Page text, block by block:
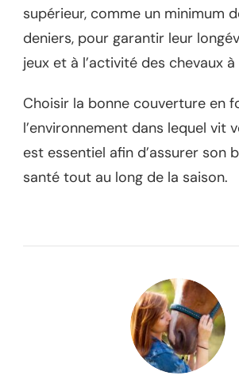
supérieur, comme un minimum
deniers, pour garantir leur
jeux et à l’activité des chevaux à
Choisir la bonne couverture en
l’environnement dans lequel vit
est essentiel afin d’assurer son
santé tout au long de la saison.